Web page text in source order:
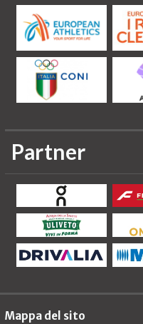
Partner
Mappa del sito